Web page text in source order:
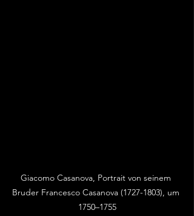
Giacomo Casanova, Portrait von seinem
Bruder Francesco Casanova (1727-1803), um
1750–1755